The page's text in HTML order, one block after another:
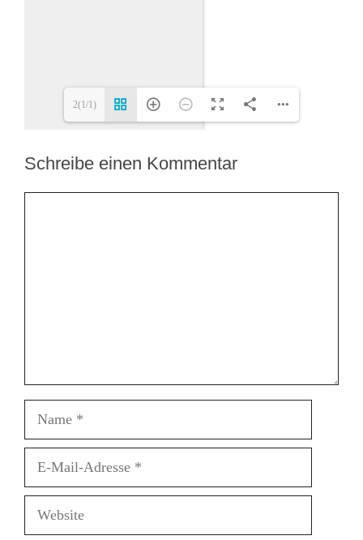
2(1/1)
Schreibe einen Kommentar
Name
Website